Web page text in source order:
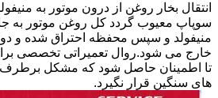
انتقال بخار روغن از درون موتور به
سوپاپ معیوب گردد کل روغن موتور به
منیفولد و سپس محفظه احتراق شده و دود
خارج می شود.روال تعمیراتی تخصصی
تا اطمینان حاصل شود که مشکل
های سنگین قرار نگیرد.